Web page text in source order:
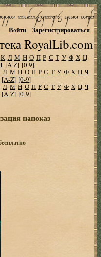
RoyalLib.com
Войти Зарегистрироваться
К Л М Н О П Р С Т У Ф Х Ц
[A-Z] [0-9]
Л М Н О П Р С Т У Ф Х Ц Ч
[A-Z] [0-9]
Л М Н О П Р С Т У Ф Х Ц Ч
[A-Z] [0-9]
напоказ